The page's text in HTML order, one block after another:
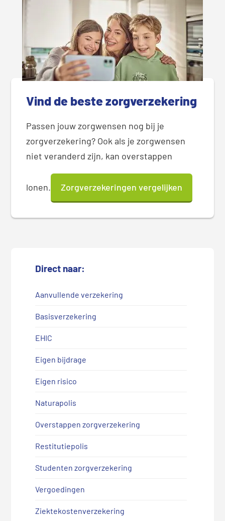
Vind de beste zorgverzekering
Passen jouw zorgwensen nog bij je
zorgverzekering? Ook als je zorgwensen
niet veranderd zijn, kan overstappen
lonen. Zorgverzekeringen vergelijken
Direct naar:
Aanvullende verzekering
Basisverzekering
EHIC
Eigen bijdrage
Eigen risico
Naturapolis
Overstappen zorgverzekering
Restitutiepolis
Studenten zorgverzekering
Vergoedingen
Ziektekostenverzekering